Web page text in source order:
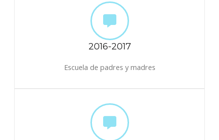
2016-2017
Escuela de padres y madres